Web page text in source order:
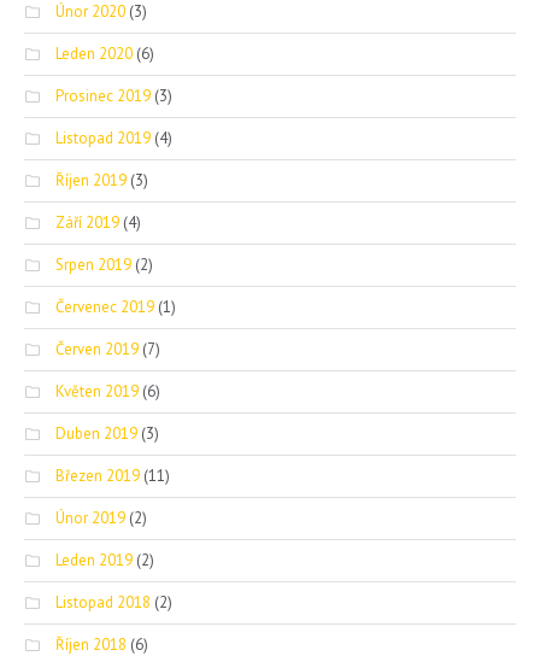
Únor 2020 (3)
Leden 2020 (6)
Prosinec 2019 (3)
Listopad 2019 (4)
Říjen 2019 (3)
Září 2019 (4)
Srpen 2019 (2)
Červenec 2019 (1)
Červen 2019 (7)
Květen 2019 (6)
Duben 2019 (3)
Březen 2019 (11)
Únor 2019 (2)
Leden 2019 (2)
Listopad 2018 (2)
Říjen 2018 (6)